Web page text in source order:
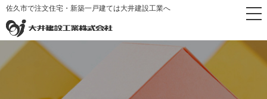
佐久市で注文住宅・新築一戸建ては大井建設工業へ
トップページ > 新着情報